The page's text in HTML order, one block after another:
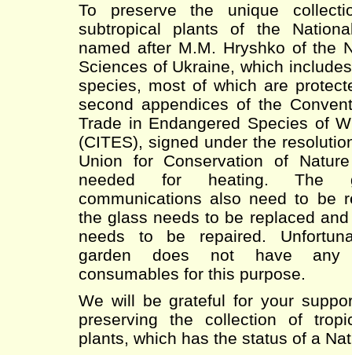
To preserve the unique
subtropical plants of the
named after M.M. Hryshko of the
Sciences of Ukraine, which
species, most of which are
second appendices of the
Trade in Endangered Species of
(CITES), signed under the
Union for Conservation of
needed for heating. The
communications also need to be
the glass needs to be replaced
needs to be repaired.
garden does not have any
consumables for this purpose.
We will be grateful for your
preserving the collection of
plants, which has the status of a